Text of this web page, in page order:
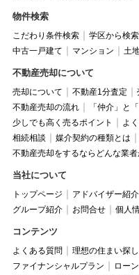
物件検索
こだわり条件検索 学区から検索
中古一戸建て
マンション 土
不動産売却について
売却について 不動産1分査定
不動産売却の流れ
「仲介」と
少しでも高く売るポイント
よ
相続相談
媒介契約の種類とは
不動産売却をするならどんな業者
当社について
トップページ アドバイザー紹介
グループ紹介
お問合せ 個人
コンテンツ
よくある質問 理想の住まい探
ファイナンシャルプラン
ロー